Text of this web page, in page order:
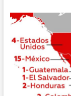
Economía
enseñan
límites
de
su
método